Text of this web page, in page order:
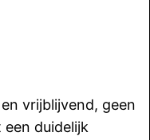
vrijblijvend, geen
duidelijk